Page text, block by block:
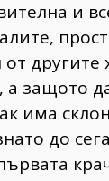
и
другите
а защото
има
до